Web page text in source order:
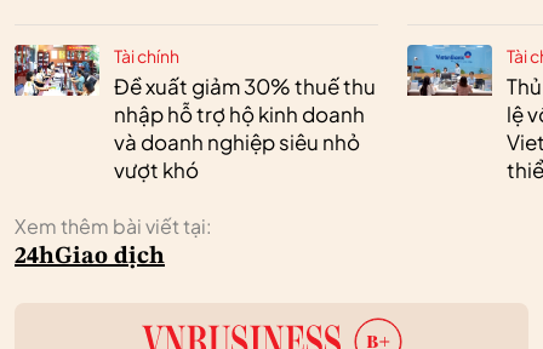
Tài chính
Đề xuất giảm 30% thuế thu
nhập hỗ trợ hộ kinh doanh
và doanh nghiệp siêu nhỏ
vượt khó
Tài
lệ
Xem thêm bài viết tại:
24hGiao dịch